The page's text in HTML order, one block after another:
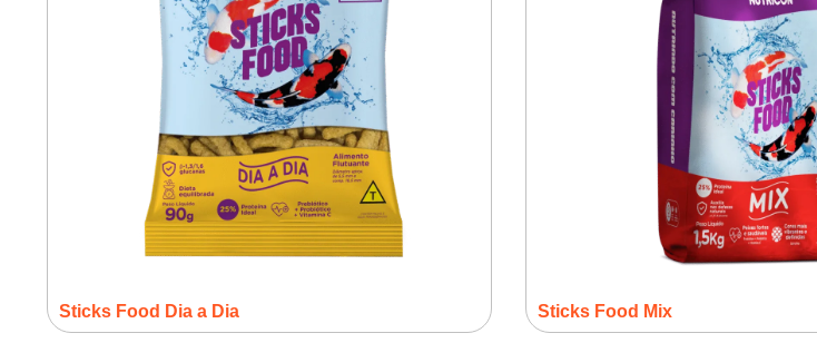
Sticks Food Dia a Dia Sticks Food Mix